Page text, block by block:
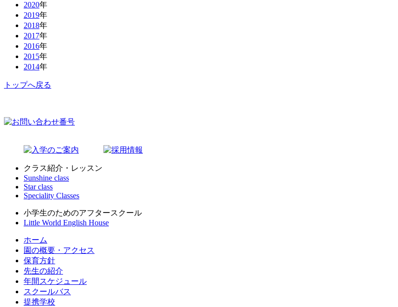
2020年
2019年
2018年
2017年
2016年
2015年
2014年
トップへ戻る
クラス紹介・レッスン
Sunshine class
Star class
Speciality Classes
小学生のためのアフタースクール
Little World English House
ホーム
園の概要・アクセス
保育方針
先生の紹介
年間スケジュール
スクールバス
提携学校